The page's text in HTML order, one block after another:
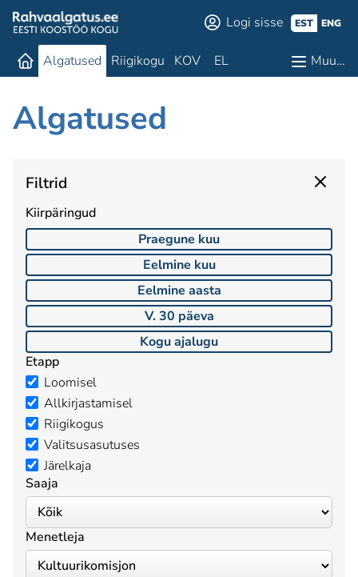
Logi sisse EST ENG
Algatused Riigikogu KOV EL Muu…
Algatused
Filtrid
Kiirpäringud
Praegune kuu
Eelmine kuu
Eelmine aasta
V. 30 päeva
Kogu ajalugu
Etapp
Loomisel
Allkirjastamisel
Riigikogus
Valitsusasutuses
Järelkaja
Saaja
Menetleja